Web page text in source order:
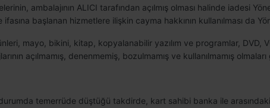
ambalajının ALICI tarafından açılmış olması halinde iadesi
başlanan hizmetlere ilişkin cayma hakkının kullanılması da
mayo, bikini, kitap, kopyalanabilir yazılım ve programlar, DVD,
açılmamış, denenmemiş, bozulmamış ve kullanılmamış olmaları
temerrüde düştüğü takdirde, kart sahibi banka ile